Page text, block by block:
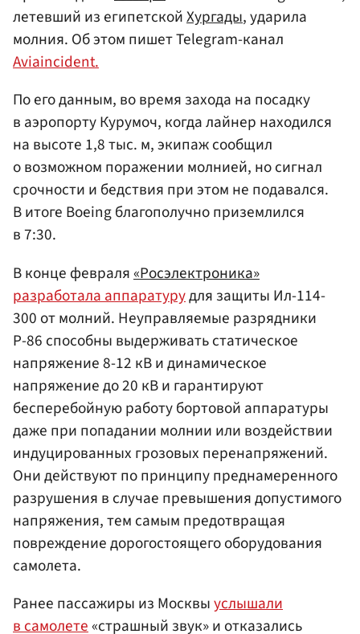
летевший из египетскойХургады, ударила
молния. Об этом пишет Telegram-канал
Aviaincident.
По его данным, во время захода на посадку
в аэропорту Курумоч, когда лайнер находился
на высоте 1,8 тыс. м, экипаж сообщил
о возможном поражении молнией, но сигнал
срочности и бедствия при этом не подавался.
В итоге Boeing благополучно приземлился
в 7:30.
В конце февраля«Росэлектроника»
разработала аппаратурудля защиты Ил-114-
300 от молний. Неуправляемые разрядники
Р-86 способны выдерживать статическое
напряжение 8-12 кВ и динамическое
напряжение до 20 кВ и гарантируют
бесперебойную работу бортовой аппаратуры
даже при попадании молнии или воздействии
индуцированных грозовых перенапряжений.
Они действуют по принципу преднамеренного
разрушения в случае превышения допустимого
напряжения, тем самым предотвращая
повреждение дорогостоящего оборудования
самолета.
Ранее пассажиры из Москвыуслышали
в самолете«страшный звук» и отказались